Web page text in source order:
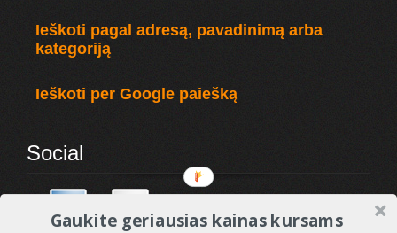
Ieškoti pagal adresą, pavadinimą arba
kategoriją
Ieškoti per Google paiešką
Social
Gaukite geriausias kainas kursams